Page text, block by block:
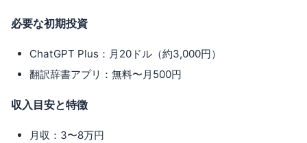
必要な初期投資
ChatGPT Plus：月20ドル（約3,000円）
翻訳辞書アプリ：無料〜月500円
収入目安と特徴
月収：3〜8万円